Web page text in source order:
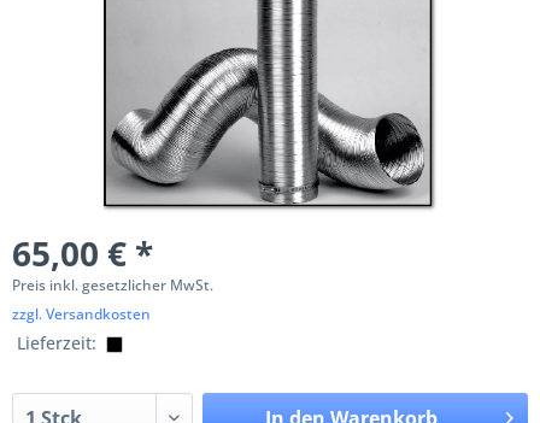
65,00 € *
Preis inkl. gesetzlicher MwSt.
zzgl. Versandkosten
Lieferzeit: